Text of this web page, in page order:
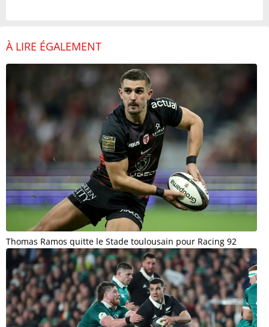
À LIRE ÉGALEMENT
Thomas Ramos quitte le Stade toulousain pour Racing 92